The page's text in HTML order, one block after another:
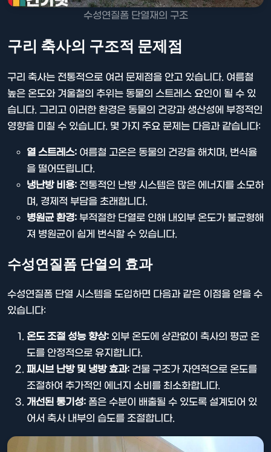
수성연질폼 단열재의 구조
구리 축사의 구조적 문제점
구리 축사는 전통적으로 여러 문제점을 안고 있습니다. 여름철
높은 온도와 겨울철의 추위는 동물의 스트레스 요인이 될 수 있
습니다. 그리고 이러한 환경은 동물의 건강과 생산성에 부정적인
영향을 미칠 수 있습니다. 몇 가지 주요 문제는 다음과 같습니다:
열 스트레스: 여름철 고온은 동물의 건강을 해치며, 번식율
을 떨어뜨립니다.
냉난방 비용: 전통적인 난방 시스템은 많은 에너지를 소모하
며, 경제적 부담을 초래합니다.
병원균 환경: 부적절한 단열로 인해 내외부 온도가 불균형해
져 병원균이 쉽게 번식할 수 있습니다.
수성연질폼 단열의 효과
수성연질폼 단열 시스템을 도입하면 다음과 같은 이점을 얻을 수
있습니다:
온도 조절 성능 향상: 외부 온도에 상관없이 축사의 평균 온
도를 안정적으로 유지합니다.
패시브 난방 및 냉방 효과: 건물 구조가 자연적으로 온도를
조절하여 추가적인 에너지 소비를 최소화합니다.
개선된 통기성: 폼은 수분이 배출될 수 있도록 설계되어 있
어서 축사 내부의 습도를 조절합니다.